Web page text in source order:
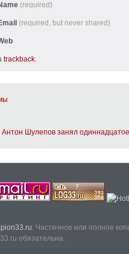
(required)
(required, but never shared)
trackback.
Антон Шулепов занял
. Частичное или полное
обязательна.